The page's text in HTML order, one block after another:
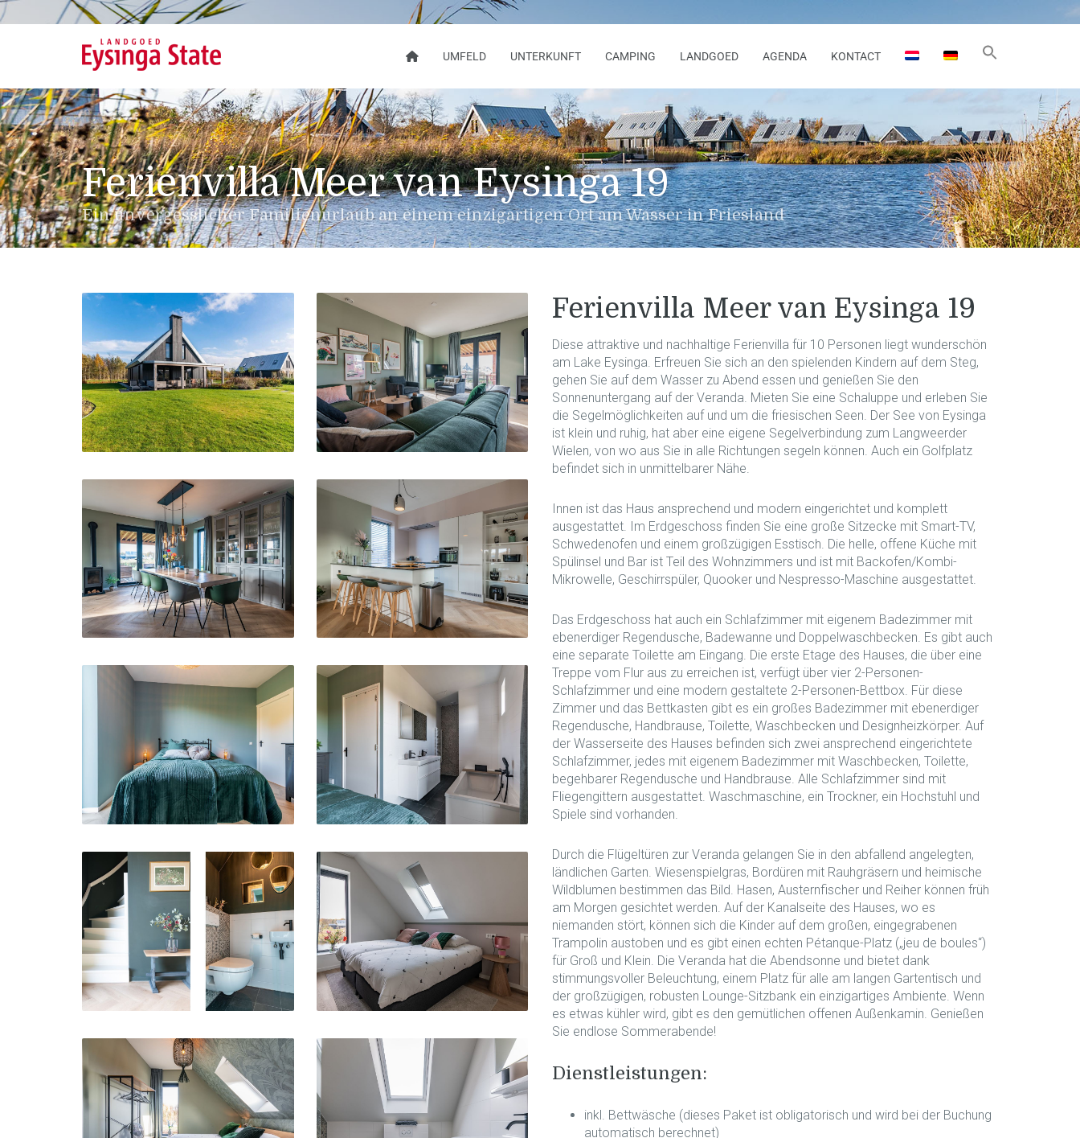
UMFELD UNTERKUNFT CAMPING LANDGOED AGENDA KONTACT
Ferienvilla Meer van Eysinga 19
Ein unvergesslicher Familienurlaub an einem einzigartigen Ort am Wasser in Friesland
Ferienvilla Meer van Eysinga 19
Diese attraktive und nachhaltige Ferienvilla für 10 Personen liegt wunderschön
am Lake Eysinga. Erfreuen Sie sich an den spielenden Kindern auf dem Steg,
gehen Sie auf dem Wasser zu Abend essen und genießen Sie den
Sonnenuntergang auf der Veranda. Mieten Sie eine Schaluppe und erleben Sie
die Segelmöglichkeiten auf und um die friesischen Seen. Der See von Eysinga
ist klein und ruhig, hat aber eine eigene Segelverbindung zum Langweerder
Wielen, von wo aus Sie in alle Richtungen segeln können. Auch ein Golfplatz
befindet sich in unmittelbarer Nähe.
Innen ist das Haus ansprechend und modern eingerichtet und komplett
ausgestattet. Im Erdgeschoss finden Sie eine große Sitzecke mit Smart-TV,
Schwedenofen und einem großzügigen Esstisch. Die helle, offene Küche mit
Spülinsel und Bar ist Teil des Wohnzimmers und ist mit Backofen/Kombi-
Mikrowelle, Geschirrspüler, Quooker und Nespresso-Maschine ausgestattet.
Das Erdgeschoss hat auch ein Schlafzimmer mit eigenem Badezimmer mit
ebenerdiger Regendusche, Badewanne und Doppelwaschbecken. Es gibt auch
eine separate Toilette am Eingang. Die erste Etage des Hauses, die über eine
Treppe vom Flur aus zu erreichen ist, verfügt über vier 2-Personen-
Schlafzimmer und eine modern gestaltete 2-Personen-Bettbox. Für diese
Zimmer und das Bettkasten gibt es ein großes Badezimmer mit ebenerdiger
Regendusche, Handbrause, Toilette, Waschbecken und Designheizkörper. Auf
der Wasserseite des Hauses befinden sich zwei ansprechend eingerichtete
Schlafzimmer, jedes mit eigenem Badezimmer mit Waschbecken, Toilette,
begehbarer Regendusche und Handbrause. Alle Schlafzimmer sind mit
Fliegengittern ausgestattet. Waschmaschine, ein Trockner, ein Hochstuhl und
Spiele sind vorhanden.
Durch die Flügeltüren zur Veranda gelangen Sie in den abfallend angelegten,
ländlichen Garten. Wiesenspielgras, Bordüren mit Rauhgräsern und heimische
Wildblumen bestimmen das Bild. Hasen, Austernfischer und Reiher können früh
am Morgen gesichtet werden. Auf der Kanalseite des Hauses, wo es
niemanden stört, können sich die Kinder auf dem großen, eingegrabenen
Trampolin austoben und es gibt einen echten Pétanque-Platz („jeu de boules“)
für Groß und Klein. Die Veranda hat die Abendsonne und bietet dank
stimmungsvoller Beleuchtung, einem Platz für alle am langen Gartentisch und
der großzügigen, robusten Lounge-Sitzbank ein einzigartiges Ambiente. Wenn
es etwas kühler wird, gibt es den gemütlichen offenen Außenkamin. Genießen
Sie endlose Sommerabende!
Dienstleistungen:
inkl. Bettwäsche (dieses Paket ist obligatorisch und wird bei der Buchung
automatisch berechnet)